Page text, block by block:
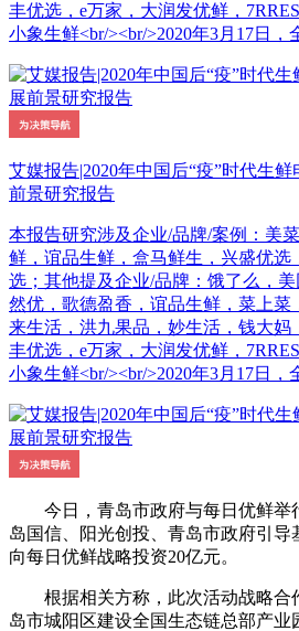
丰优选，e万家，大润发优鲜，
小象生鲜<br/><br/>2020年3月17日
艾媒报告|2020年中国后“疫”时代生
前景研究报告
本报告研究涉及企业/品牌/案例：美
鲜，谊品生鲜，盒马鲜生，兴盛优选
选；其他提及企业/品牌：饿了么，
然优，歌德盈香，谊品生鲜，菜上菜
来生活，洪九果品，妙生活，钱大妈
丰优选，e万家，大润发优鲜，
小象生鲜<br/><br/>2020年3月17日
今日，青岛市政府与每日优鲜举
岛国信、阳光创投、青岛市政府引导
向每日优鲜战略投资20亿元。
根据相关方称，此次活动战略合
岛市城阳区建设全国生态链总部产业